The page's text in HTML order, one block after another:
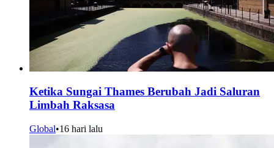
Ketika Sungai Thames Berubah Jadi Saluran
Limbah Raksasa
Global•16 hari lalu